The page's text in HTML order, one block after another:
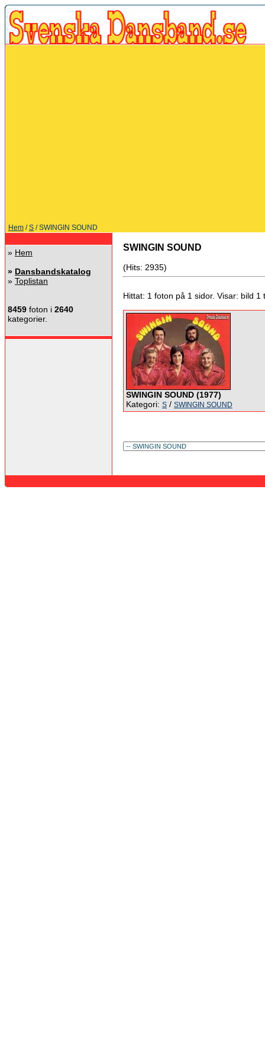
Hem /S / SWINGIN SOUND
» Hem
» Dansbandskatalog
» Toplistan
8459 foton i 2640
kategorier.
SWINGIN SOUND
(Hits: 2935)
Hittat: 1 foton på 1 sidor. Visar: bild 1
SWINGIN SOUND (1977)
Kategori: S / SWINGIN SOUND